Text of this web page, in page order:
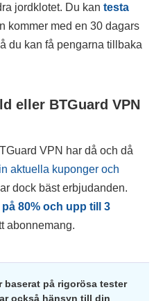
jordklotet. Du kan testa
kommer med en 30 dagars
du kan få pengarna tillbaka
eller BTGuard VPN
VPN har då och då
aktuella kuponger och
dock bäst erbjudanden.
på 80% och upp till 3
abonnemang.
baserat på rigorösa tester
också hänsyn till din